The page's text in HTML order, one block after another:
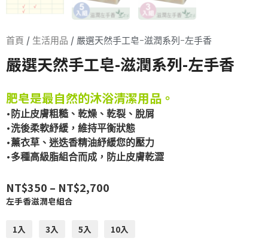
首頁 / 生活用品 / 嚴選天然手工皂-滋潤系列-左手香
嚴選天然手工皂-滋潤系列-左手香
肥皂是最自然的沐浴清潔用品。
•防止皮膚粗糙、乾燥、乾裂、脫屑
•洗後柔軟紓緩，維持平衡狀態
•薰衣草、迷迭香精油紓緩您的壓力
•多種高級脂組合而成，防止皮膚乾澀
NT$350 – NT$2,700
左手香滋潤皂組合
1入 3入 5入 10入